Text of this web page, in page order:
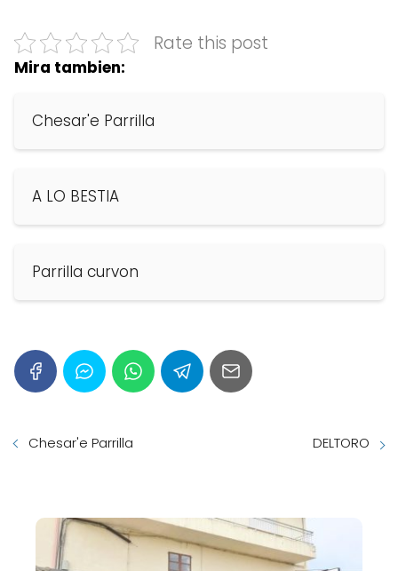
Rate this post
Mira tambien:
Chesar'e Parrilla
A LO BESTIA
Parrilla curvon
Chesar'e Parrilla DELTORO